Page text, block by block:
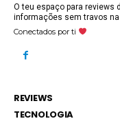
O teu espaço para reviews
informações sem travos
Conectados por ti
REVIEWS
TECNOLOGIA